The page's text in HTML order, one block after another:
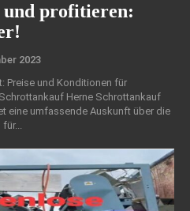
und profitieren:
2023
Preise und Konditionen für